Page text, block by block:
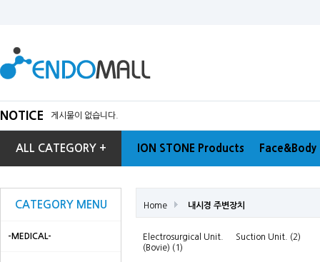
NOTICE 게시물이 없습니다.
ALL CATEGORY + ION STONE Products
CATEGORY MENU
-MEDICAL-
Home 내시경 주변장치
Electrosurgical Unit.
(Bovie) (1)
Suction Unit. (2)